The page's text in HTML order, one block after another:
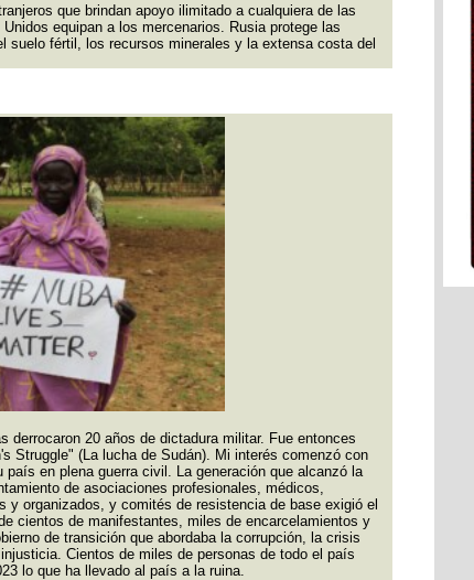
que brindan apoyo ilimitado a cualquiera de las
equipan a los mercenarios. Rusia protege las
suelo fértil, los recursos minerales y la extensa costa del
derrocaron 20 años de dictadura militar. Fue entonces
Struggle" (La lucha de Sudán). Mi interés comenzó con
en plena guerra civil. La generación que alcanzó la
de asociaciones profesionales, médicos,
y organizados, y comités de resistencia de base exigió el
cientos de manifestantes, miles de encarcelamientos y
de transición que abordaba la corrupción, la crisis
Cientos de miles de personas de todo el país
lo que ha llevado al país a la ruina.